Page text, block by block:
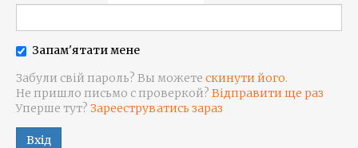
Запам'ятати мене
Забули свій пароль? Вы можете скинути його.
Не пришло письмо с проверкой? Відправити ще раз
Уперше тут? Зарееструватись зараз
Вхід